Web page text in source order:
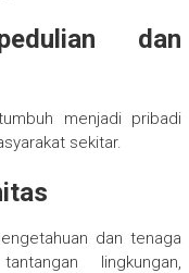
dan
menjadi pribadi
sekitar.
dan tenaga
lingkungan,